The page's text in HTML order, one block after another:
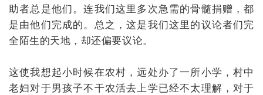
助者总是他们。连我们这里多次急需的骨髓捐赠，都
是由他们完成的。总之，这是我们这里的议论者们完
全陌生的天地，却还偏要议论。
这使我想起小时候在农村，远处办了一所小学，村中
老妇对于男孩子不干农活去上学已经不太理解，对于